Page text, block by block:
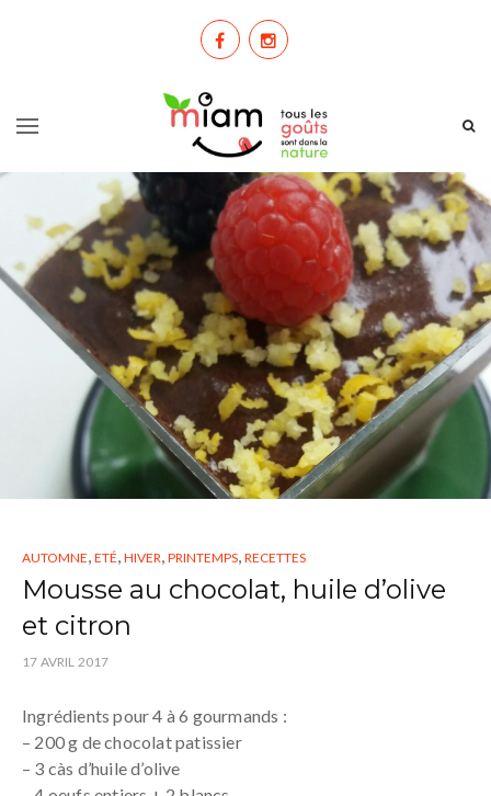
AUTOMNE, ETÉ, HIVER, PRINTEMPS, RECETTES
Mousse au chocolat, huile d’olive
et citron
17 AVRIL 2017
Ingrédients pour 4 à 6 gourmands :
– 200 g de chocolat patissier
– 3 càs d’huile d’olive